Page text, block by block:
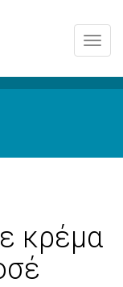
κρέμα